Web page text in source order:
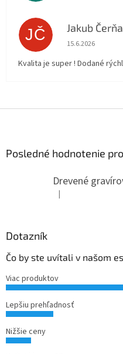
JČ Jakub
Hodnotenie
15.6.2026
Kvalita je super ! Dodané
Posledné hodnotenie
Hodnotenie
|
Dotazník
Čo by ste uvítali v našom
Viac produktov
Lepšiu prehľadnosť
Nižšie ceny